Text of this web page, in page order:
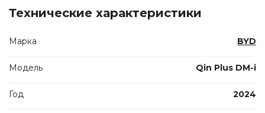
Технические характеристики
Марка BYD
Модель Qin Plus DM-i
Год 2024